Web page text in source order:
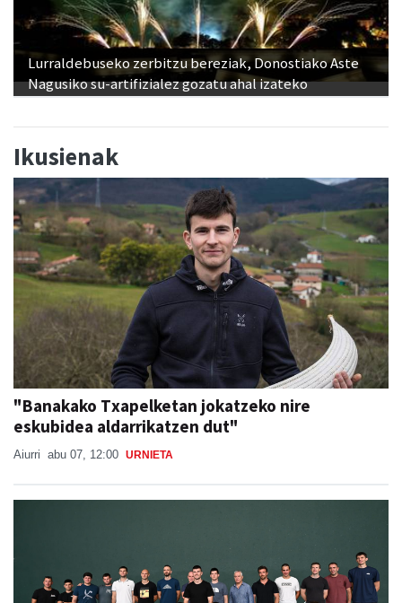
Lurraldebuseko zerbitzu bereziak, Donostiako Aste
Nagusiko su-artifizialez gozatu ahal izateko
Ikusienak
"Banakako Txapelketan jokatzeko nire
eskubidea aldarrikatzen dut"
Aiurri abu 07, 12:00 URNIETA